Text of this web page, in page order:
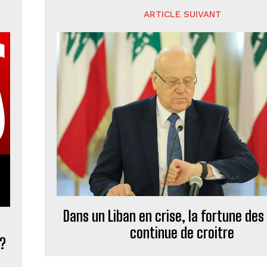
ARTICLE SUIVANT
Dans un Liban en crise, la fortune
continue de croitre